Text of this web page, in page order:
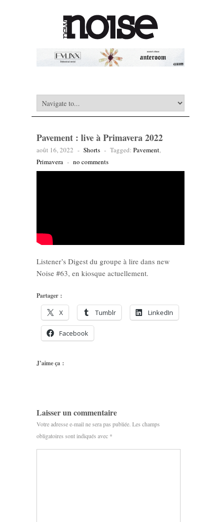
Pavement : live à Primavera 2022
août 16, 2022 - Shorts - Tagged: Pavement,
Primavera - no comments
Listener’s Digest du groupe à lire dans new
Noise #63, en kiosque actuellement.
Partager :
X Tumblr LinkedIn
Facebook
J’aime ça :
Laisser un commentaire
Votre adresse e-mail ne sera pas publiée. Les champs
obligatoires sont indiqués avec *